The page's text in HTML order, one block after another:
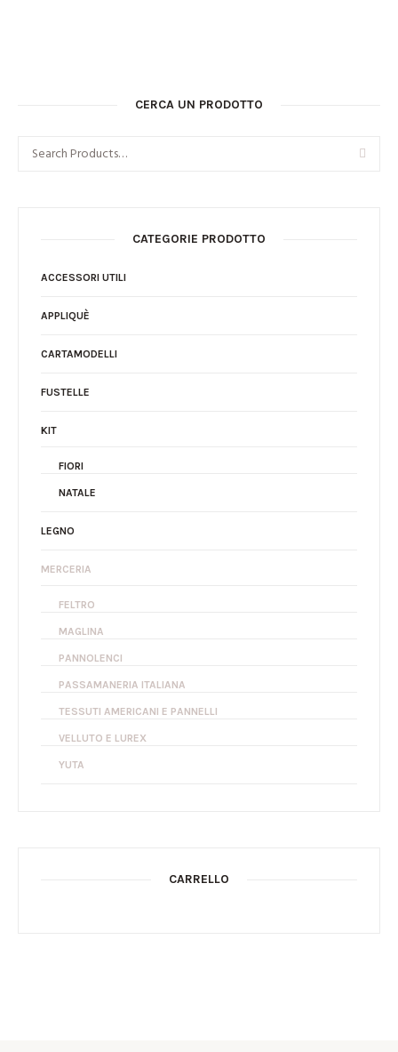
CERCA UN PRODOTTO
CATEGORIE PRODOTTO
ACCESSORI UTILI
APPLIQUÈ
CARTAMODELLI
FUSTELLE
KIT
FIORI
NATALE
LEGNO
MERCERIA
FELTRO
MAGLINA
PANNOLENCI
PASSAMANERIA ITALIANA
TESSUTI AMERICANI E PANNELLI
VELLUTO E LUREX
YUTA
CARRELLO